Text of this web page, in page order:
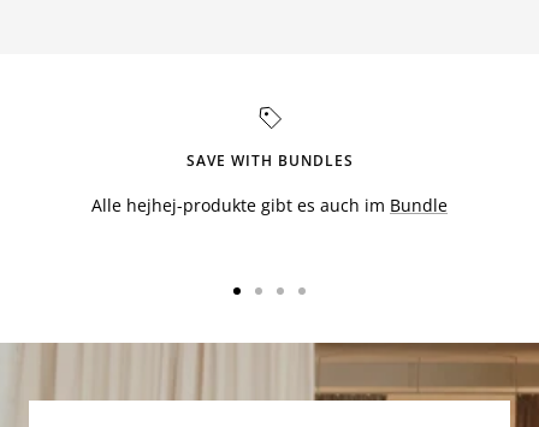
SAVE WITH BUNDLES
Alle hejhej-produkte gibt es auch im Bundle
gehengehen